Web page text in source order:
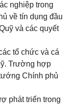
nghiệp trong
về tín dụng đầu
và các quyết
tổ chức và cá
Trường hợp
Chính phủ
phát triển trong